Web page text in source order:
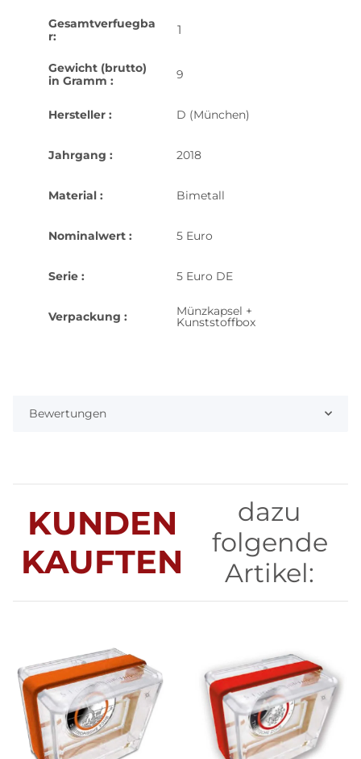
Gesamtverfuegba
r:
1
Gewicht (brutto)
in Gramm :
9
Hersteller : D (München)
Jahrgang : 2018
Material : Bimetall
Nominalwert : 5 Euro
Serie : 5 Euro DE
Verpackung : Münzkapsel +
Kunststoffbox
Bewertungen
KUNDEN
KAUFTEN
dazu
folgende
Artikel: